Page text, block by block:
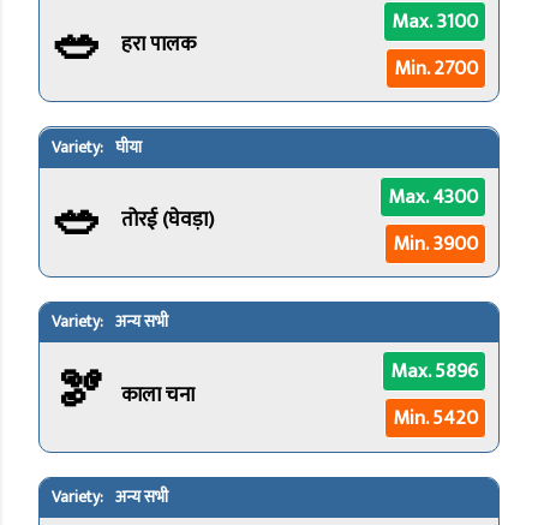
🥗 हरा पालक
Max. 3100
Min. 2700
घीया
🥗 तोरई (घेवड़ा)
Max. 4300
Min. 3900
अन्य सभी
🫘 काला चना
Max. 5896
Min. 5420
अन्य सभी